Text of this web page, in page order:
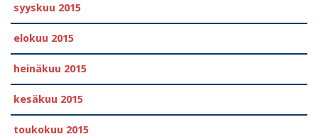
syyskuu 2015
elokuu 2015
heinäkuu 2015
kesäkuu 2015
toukokuu 2015